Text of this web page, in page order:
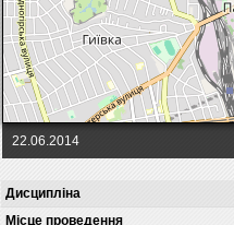
22.06.2014
Дисципліна
Місце проведення